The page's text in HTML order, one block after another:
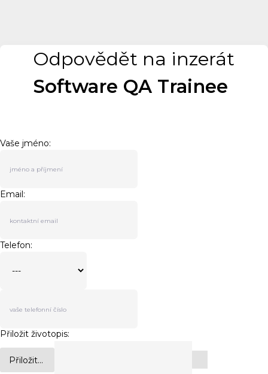
Odpovědět na inzerát
Software QA Trainee
Vaše jméno:
Email:
Telefon:
Přiložit životopis:
Přiložit...